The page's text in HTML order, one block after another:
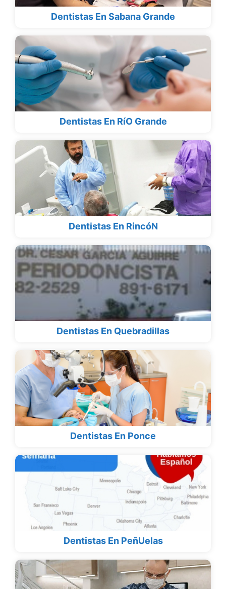
Dentistas En Sabana Grande
Dentistas En RíO Grande
Dentistas En RincóN
Dentistas En Quebradillas
Dentistas En Ponce
Dentistas En PeñUelas